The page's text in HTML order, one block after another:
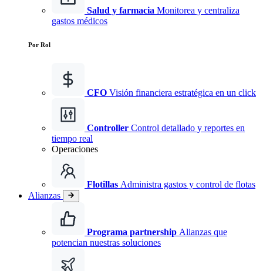
Salud y farmacia Monitorea y centraliza
gastos médicos
Por Rol
CFO Visión financiera estratégica en un click
Controller Control detallado y reportes en
tiempo real
Operaciones
Flotillas Administra gastos y control de flotas
Alianzas
Programa partnership Alianzas que
potencian nuestras soluciones